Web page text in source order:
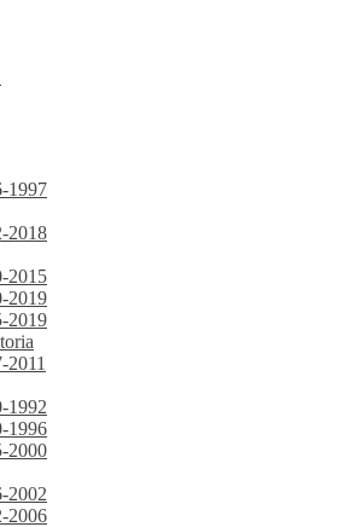
1997
2018
2015
2019
2019
2011
1992
1996
2000
2002
2006